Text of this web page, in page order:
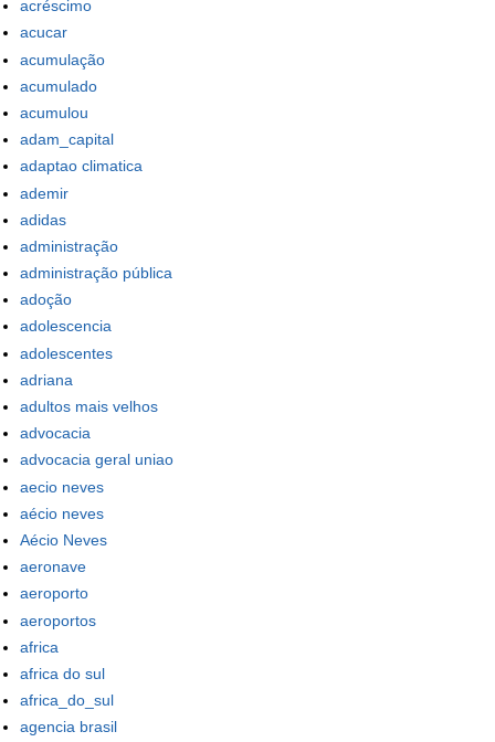
acréscimo
acucar
acumulação
acumulado
acumulou
adam_capital
adaptao climatica
ademir
adidas
administração
administração pública
adoção
adolescencia
adolescentes
adriana
adultos mais velhos
advocacia
advocacia geral uniao
aecio neves
aécio neves
Aécio Neves
aeronave
aeroporto
aeroportos
africa
africa do sul
africa_do_sul
agencia brasil